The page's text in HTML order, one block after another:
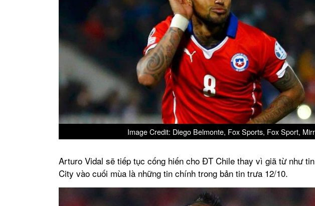
Image Credit: Diego Belmonte, Fox Sports, Fox Sport,
Arturo Vidal sẽ tiếp tục cống hiến cho ĐT Chile thay vì giã từ như
City vào cuối mùa là những tin chính trong bản tin trưa 12/10.